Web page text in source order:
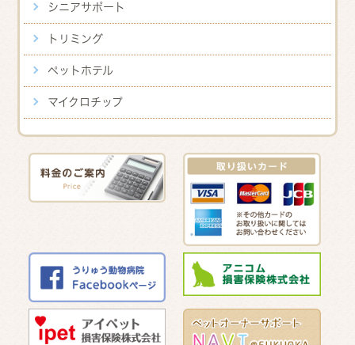
シニアサポート
トリミング
ペットホテル
マイクロチップ